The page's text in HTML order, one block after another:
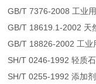
GB/T 7376-2008 工业
GB/T 18619.1-2002 天
GB/T 18826-2002 工
SH/T 0246-1992 轻质
SH/T 0255-1992 添加